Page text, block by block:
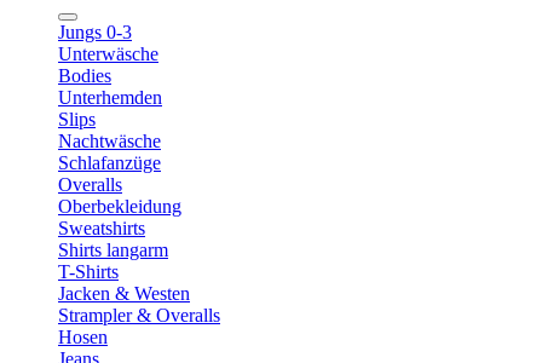
Jungs 0-3
Unterwäsche
Bodies
Unterhemden
Slips
Nachtwäsche
Schlafanzüge
Overalls
Oberbekleidung
Sweatshirts
Shirts langarm
T-Shirts
Jacken & Westen
Strampler & Overalls
Hosen
Jeans